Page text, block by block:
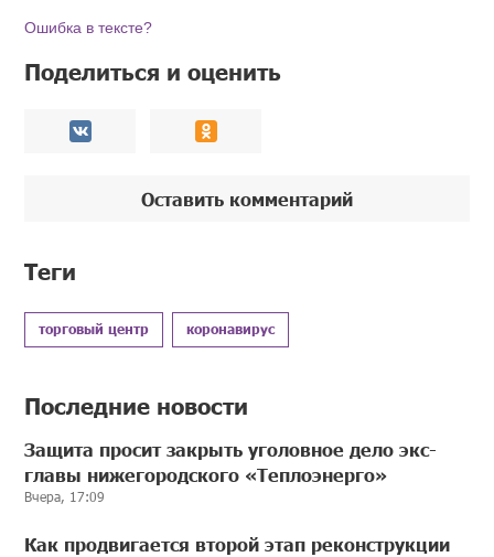
Ошибка в тексте?
Поделиться и оценить
Оставить комментарий
Теги
торговый центр коронавирус
Последние новости
Защита просит закрыть уголовное дело экс-
главы нижегородского «Теплоэнерго»
Вчера, 17:09
Как продвигается второй этап реконструкции